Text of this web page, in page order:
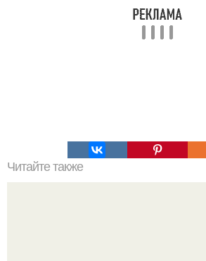
Читайте также